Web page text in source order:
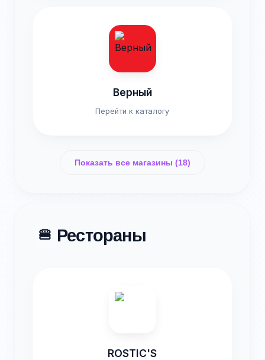
Верный
Перейти к каталогу
Показать все магазины (18)
🍔 Рестораны
ROSTIC'S